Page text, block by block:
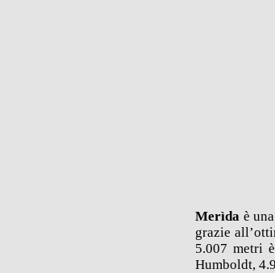
Merìda è
grazie
5.007 metri
Humboldt,